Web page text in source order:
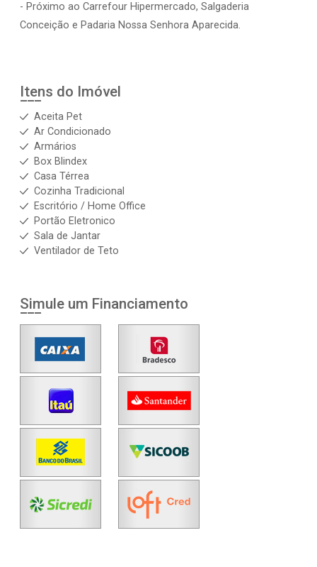
- Próximo ao Carrefour Hipermercado, Salgaderia
Conceição e Padaria Nossa Senhora Aparecida.
Itens do Imóvel
Aceita Pet
Ar Condicionado
Armários
Box Blindex
Casa Térrea
Cozinha Tradicional
Escritório / Home Office
Portão Eletronico
Sala de Jantar
Ventilador de Teto
Simule um Financiamento